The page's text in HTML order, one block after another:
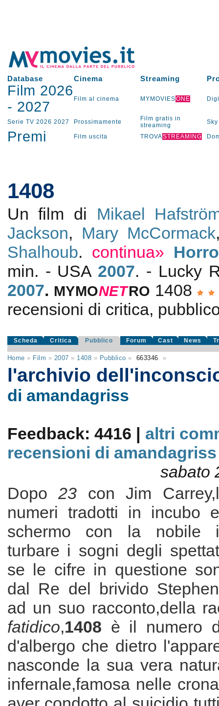
Database Cinema Streaming
Film 2026
- 2027 Film al cinema MYMOVIESONE
Serie TV 2026 2027 Prossimamente
Film gratis in
streaming
Sky
Premi Film uscita TROVASTREAMING
1408
Un film di Mikael
Jackson, Mary McCormack
Shalhoub. continua»
min. - USA 2007. - Lucky
2007. MYMONETRO 1408
recensioni di critica,
Scheda Critica Pubblico Forum Cast News
Home » Film » 2007 » 1408 » Pubblico » 663346 »
l'archivio
di amandagriss
Feedback: 4416 | altri
recensioni di amandagriss
sabato
Dopo23 con Jim
numeri tradotti in incubo
schermo con la nobile
turbare i sogni degli
se le cifre in questione
dal Re del brivido
ad un suo racconto,della
fatidico,1408 è il numero
d'albergo che dietro
nasconde la sua vera
infernale,famosa nelle